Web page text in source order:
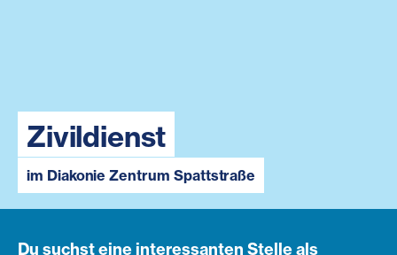
Zivildienst
im Diakonie Zentrum Spattstraße
Du suchst eine interessanten Stelle als